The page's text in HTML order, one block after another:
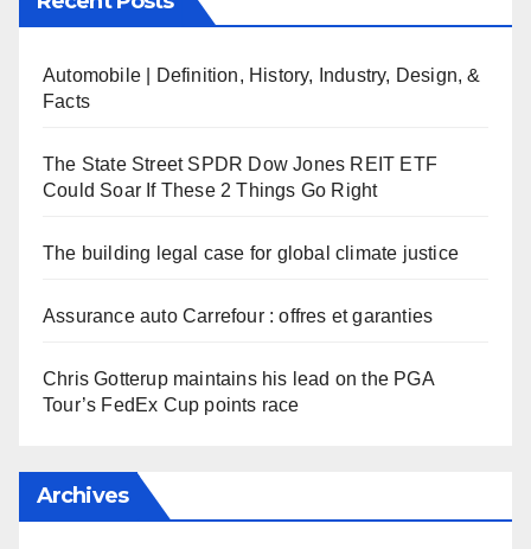
Automobile | Definition, History, Industry, Design, &
Facts
The State Street SPDR Dow Jones REIT ETF
Could Soar If These 2 Things Go Right
The building legal case for global climate justice
Assurance auto Carrefour : offres et garanties
Chris Gotterup maintains his lead on the PGA
Tour’s FedEx Cup points race
Archives